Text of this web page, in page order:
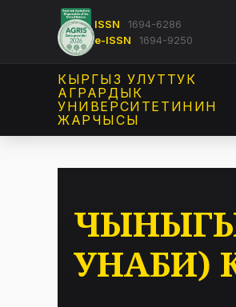
ISSN
1694-6286
e-ISSN
1694-9250
КЫРГЫЗ УЛУТТУК
АГРАРДЫК
УНИВЕРСИТЕТИНИН
ЖАРЧЫСЫ
ЧЫНЫГЫ
УНАБИ)